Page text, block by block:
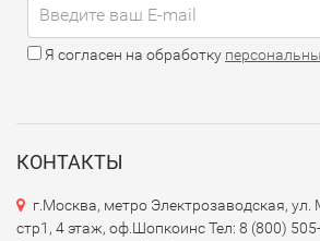
Я согласен на обработку
КОНТАКТЫ
г.Москва, метро Электрозаводская,
стр1, 4 этаж, оф.Шопкоинс Тел: 8 (800)